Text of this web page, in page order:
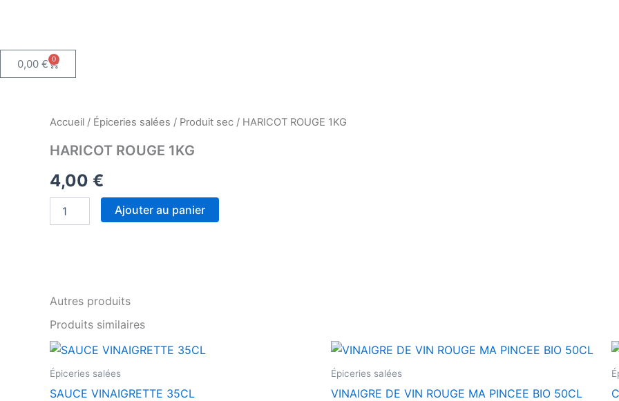
0,00 € 0
Panier
Accueil / Épiceries salées / Produit sec / HARICOT ROUGE 1KG
HARICOT ROUGE 1KG
4,00 €
Ajouter au panier
Autres produits
Produits similaires
Épiceries salées
SAUCE VINAIGRETTE 35CL
Épiceries salées
VINAIGRE DE VIN ROUGE MA PINCEE BIO 50CL